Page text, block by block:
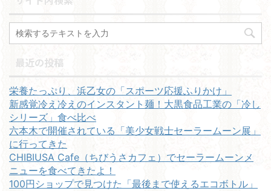
最近の投稿
栄養たっぷり、浜乙女の「スポーツ応援ふりかけ」
新感覚冷え冷えのインスタント麺！大黒食品工業の「冷し
シリーズ」食べ比べ
六本木で開催されている「美少女戦士セーラームーン展」
に行ってきた
CHIBIUSA Cafe（ちびうさカフェ）でセーラームーンメ
ニューを食べてきたよ！
100円ショップで見つけた「最後まで使えるエコボトル」